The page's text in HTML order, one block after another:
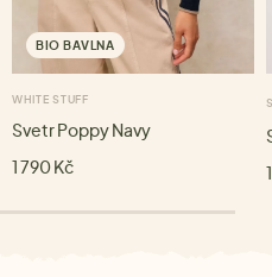
BIO BAVLNA
WHITE STUFF
Svetr Poppy Navy
1 790 Kč